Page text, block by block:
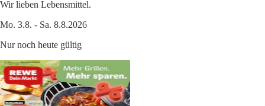
Wir lieben Lebensmittel.
Mo. 3.8. - Sa. 8.8.2026
Nur noch heute gültig